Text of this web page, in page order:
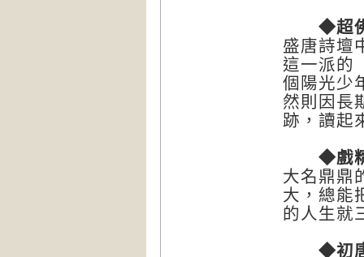
◆超佛
盛唐詩壇
這一派的
個陽光少
然則因長
跡，讀起
◆戲精
大名鼎鼎
大，總能
的人生就
◆初